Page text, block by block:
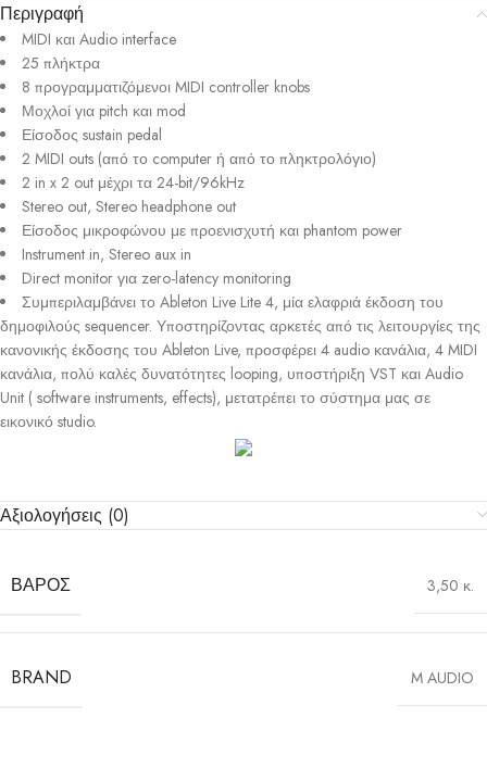
Περιγραφή
MIDI και Audio interface
25 πλήκτρα
8 προγραμματιζόμενοι MIDI controller knobs
Μοχλοί για pitch και mod
Είσοδος sustain pedal
2 MIDI outs (από το computer ή από το πληκτρολόγιο)
2 in x 2 out μέχρι τα 24-bit/96kHz
Stereo out, Stereo headphone out
Είσοδος μικροφώνου με προενισχυτή και phantom power
Instrument in, Stereo aux in
Direct monitor για zero-latency monitoring
Συμπεριλαμβάνει το Ableton Live Lite 4, μία ελαφριά έκδοση του
δημοφιλούς sequencer. Υποστηρίζοντας αρκετές από τις λειτουργίες της
κανονικής έκδοσης του Ableton Live, προσφέρει 4 audio κανάλια, 4 MIDI
κανάλια, πολύ καλές δυνατότητες looping, υποστήριξη VST και Audio
Unit ( software instruments, effects), μετατρέπει το σύστημα μας σε
εικονικό studio.
Αξιολογήσεις (0)
ΒΆΡΟΣ 3,50 κ.
BRAND M AUDIO